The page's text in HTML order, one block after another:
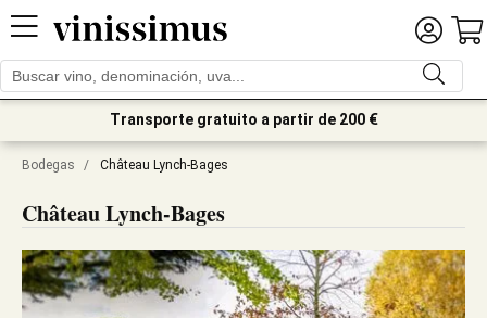
Transporte gratuito a partir de 200 €
Bodegas / Château Lynch-Bages
Château Lynch-Bages